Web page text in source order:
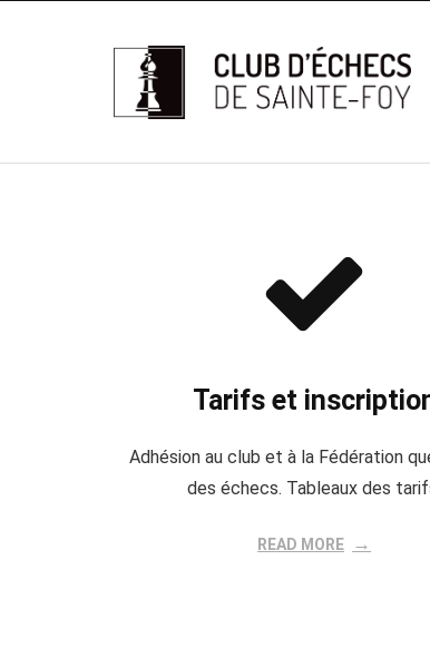
Tarifs et
Adhésion au club et à la Fédération
des échecs. Tableaux des
READ MORE